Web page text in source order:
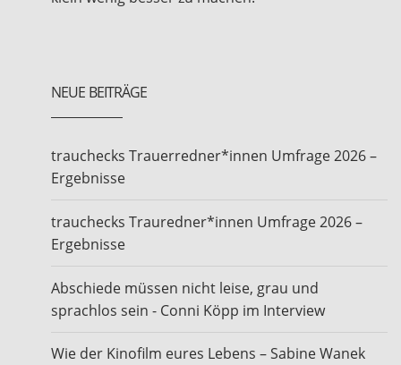
NEUE BEITRÄGE
trauchecks Trauerredner*innen Umfrage 2026 –
Ergebnisse
trauchecks Trauredner*innen Umfrage 2026 –
Ergebnisse
Abschiede müssen nicht leise, grau und
sprachlos sein - Conni Köpp im Interview
Wie der Kinofilm eures Lebens – Sabine Wanek